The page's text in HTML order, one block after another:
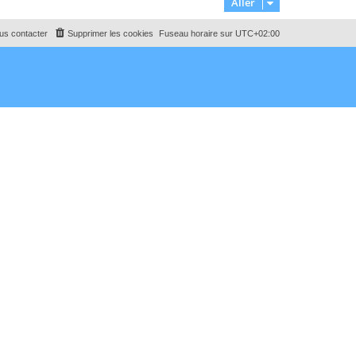
Fuseau horaire sur UTC+02:00
Supprimer les cookies
contacter